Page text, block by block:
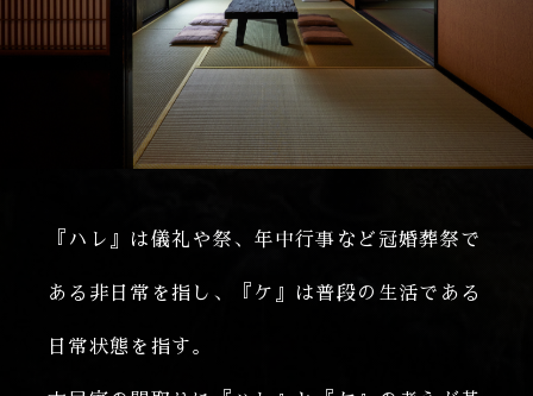
『ハレ』は儀礼や祭、年中行事など冠婚葬祭で
ある非日常を指し、『ケ』は普段の生活である
日常状態を指す。